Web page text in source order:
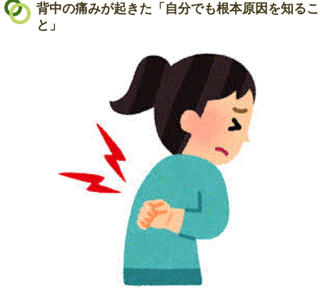
背中の痛みが起きた「自分でも根本原因を知るこ
と」